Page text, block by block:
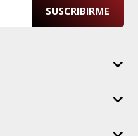
SUSCRIBIRME